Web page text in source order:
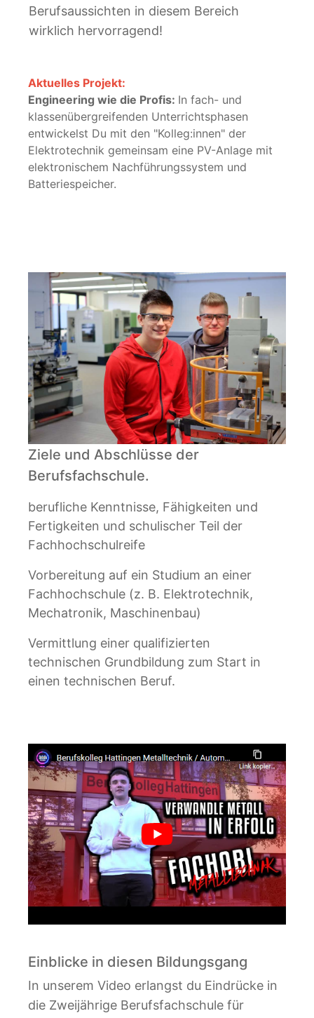
Berufsaussichten in diesem Bereich
wirklich hervorragend!
Aktuelles Projekt:
Engineering wie die Profis: In fach- und
klassenübergreifenden Unterrichtsphasen
entwickelst Du mit den "Kolleg:innen" der
Elektrotechnik gemeinsam eine PV-Anlage mit
elektronischem Nachführungssystem und
Batteriespeicher.
Ziele und Abschlüsse der
Berufsfachschule.
berufliche Kenntnisse, Fähigkeiten und
Fertigkeiten und schulischer Teil der
Fachhochschulreife
Vorbereitung auf ein Studium an einer
Fachhochschule (z. B. Elektrotechnik,
Mechatronik, Maschinenbau)
Vermittlung einer qualifizierten
technischen Grundbildung zum Start in
einen technischen Beruf.
Einblicke in diesen Bildungsgang
In unserem Video erlangst du Eindrücke in
die Zweijährige Berufsfachschule für